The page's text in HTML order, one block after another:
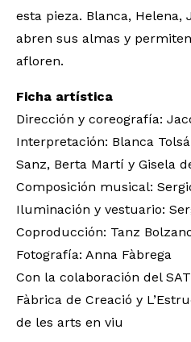
esta pieza. Blanca, Helena,
abren sus almas y
afloren.
Ficha artística
Dirección y coreografía:
Interpretación: Blanca
Sanz, Berta Martí y Gisela
Composición musical:
Iluminación y vestuario:
Coproducción: Tanz
Fotografía: Anna Fàbrega
Con la colaboración del
Fàbrica de Creació y
de les arts en viu